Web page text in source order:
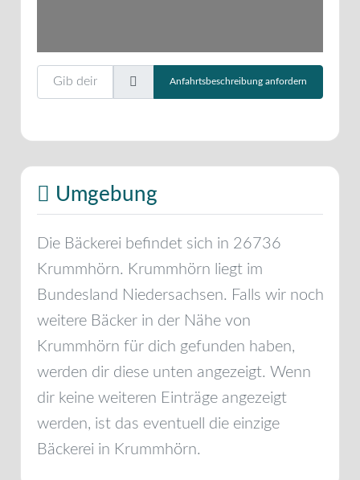
Gib deinen Standort ein.
Anfahrtsbeschreibung anfordern
Umgebung
Die Bäckerei befindet sich in 26736
Krummhörn. Krummhörn liegt im
Bundesland Niedersachsen. Falls wir noch
weitere Bäcker in der Nähe von
Krummhörn für dich gefunden haben,
werden dir diese unten angezeigt. Wenn
dir keine weiteren Einträge angezeigt
werden, ist das eventuell die einzige
Bäckerei in Krummhörn.